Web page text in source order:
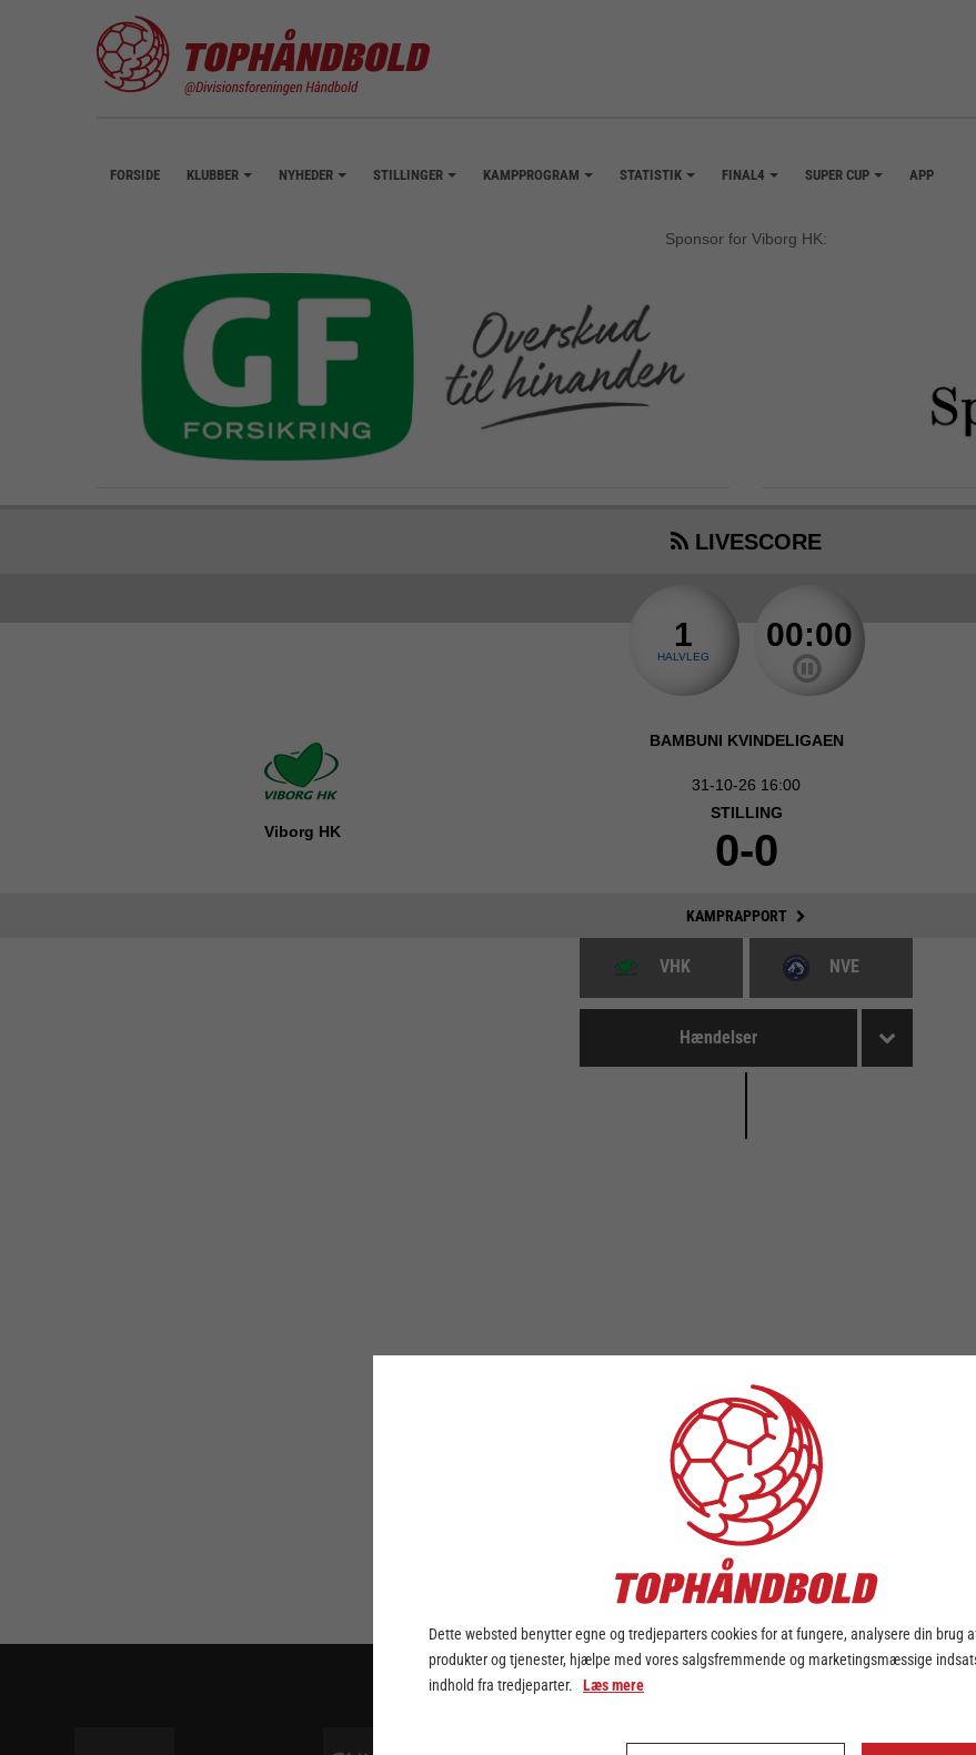
FORSIDE KLUBBER NYHEDER STILLINGER KAMPPROGRAM STATISTIK FINAL4 SUPER CUP APP
Sponsor for Viborg HK:
LIVESCORE
1
HALVLEG
00:00
Viborg HK
BAMBUNI KVINDELIGAEN
31-10-26 16:00
STILLING
0-0
KAMPRAPPORT
VHK NVE
Hændelser
Dette websted benytter egne og tredjeparters cookies for at fungere, analysere din brug
produkter og tjenester, hjælpe med vores salgsfremmende og marketingsmæssige
indhold fra tredjeparter. Læs mere